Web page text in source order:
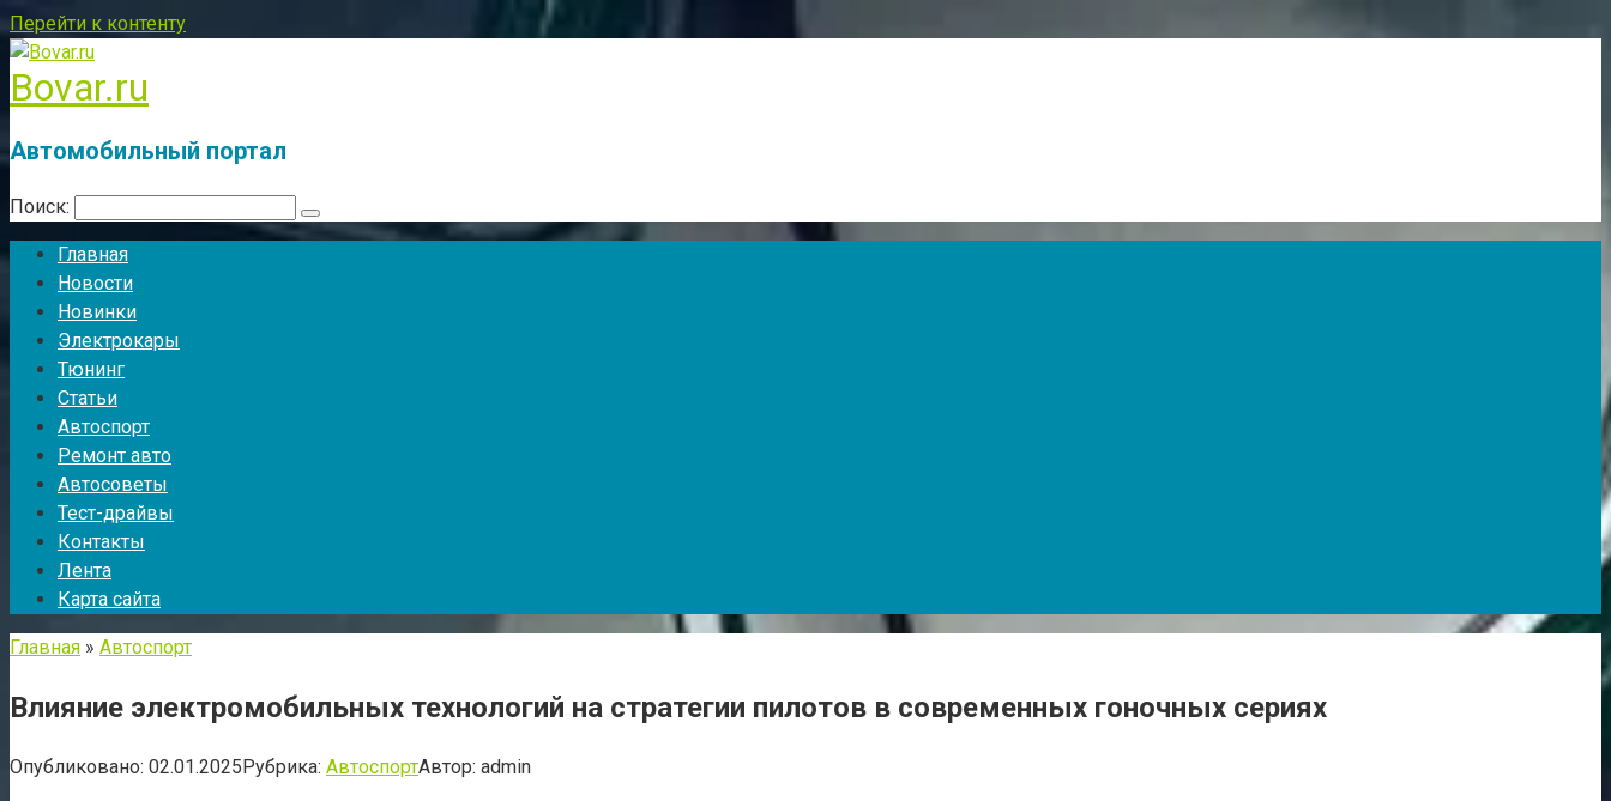
Перейти к контенту
Bovar.ru
Автомобильный портал
Поиск:
Главная
Новости
Новинки
Электрокары
Тюнинг
Статьи
Автоспорт
Ремонт авто
Автосоветы
Тест-драйвы
Контакты
Лента
Карта сайта
Главная » Автоспорт
Влияние электромобильных технологий на стратегии пилотов в современных гоночных сериях
Опубликовано: 02.01.2025Рубрика: АвтоспортАвтор: admin